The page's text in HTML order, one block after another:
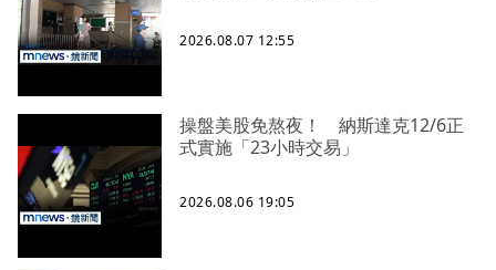
2026.08.07 12:55
操盤美股免熬夜！ 納斯達克12/6正
式實施「23小時交易」
2026.08.06 19:05